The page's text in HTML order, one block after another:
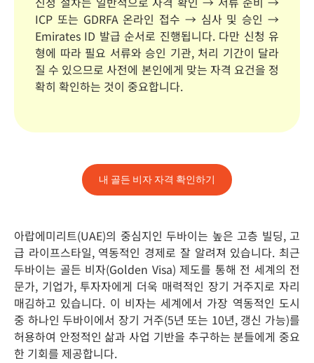
ICP 또는 GDRFA 온라인 접수 → 심사 및 승인 →
Emirates ID 발급 순서로 진행됩니다. 다만 신청 유
형에 따라 필요 서류와 승인 기관, 처리 기간이 달라
질 수 있으므로 사전에 본인에게 맞는 자격 요건을 정
확히 확인하는 것이 중요합니다.
내 골든 비자 자격 확인하기
아랍에미리트(UAE)의 중심지인 두바이는 높은 고층 빌딩, 고
급 라이프스타일, 역동적인 경제로 잘 알려져 있습니다. 최근
두바이는 골든 비자(Golden Visa) 제도를 통해 전 세계의 전
문가, 기업가, 투자자에게 더욱 매력적인 장기 거주지로 자리
매김하고 있습니다. 이 비자는 세계에서 가장 역동적인 도시
중 하나인 두바이에서 장기 거주(5년 또는 10년, 갱신 가능)를
허용하여 안정적인 삶과 사업 기반을 추구하는 분들에게 중요
한 기회를 제공합니다.